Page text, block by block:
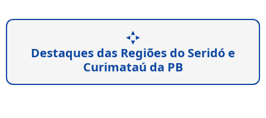
Destaques das Regiões do Seridó e
Curimataú da PB